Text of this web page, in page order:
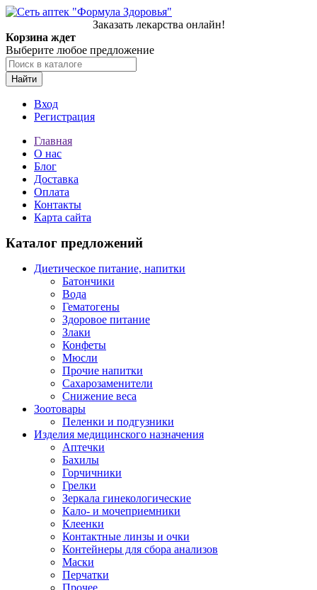
Заказать лекарства онлайн!
Корзина ждет
Выберите любое предложение
Найти
Вход
Регистрация
Главная
О нас
Блог
Доставка
Оплата
Контакты
Карта сайта
Каталог предложений
Диетическое питание, напитки
Батончики
Вода
Гематогены
Здоровое питание
Злаки
Конфеты
Мюсли
Прочие напитки
Сахарозаменители
Снижение веса
Зоотовары
Пеленки и подгузники
Изделия медицинского назначения
Аптечки
Бахилы
Горчичники
Грелки
Зеркала гинекологические
Кало- и мочеприемники
Клеенки
Контактные линзы и очки
Контейнеры для сбора анализов
Маски
Перчатки
Прочее